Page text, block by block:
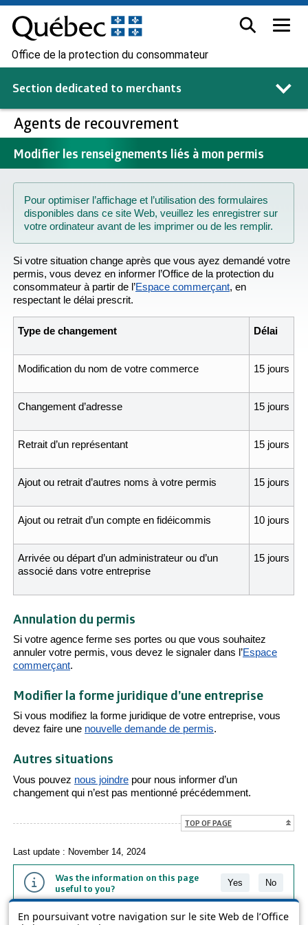
En poursuivant votre navigation sur le site Web de l’Office
Office de la protection du consommateur
Section dedicated to merchants
Agents de recouvrement
Modifier les renseignements liés à mon permis
Pour optimiser l’affichage et l’utilisation des formulaires
disponibles dans ce site Web, veuillez les enregistrer sur
votre ordinateur avant de les imprimer ou de les remplir.
Si votre situation change après que vous ayez demandé votre
permis, vous devez en informer l’Office de la protection du
consommateur à partir de l’Espace commerçant, en
respectant le délai prescrit.
Type de changement Délai
Modification du nom de votre commerce 15 jours
Changement d’adresse 15 jours
Retrait d’un représentant 15 jours
Ajout ou retrait d’autres noms à votre permis 15 jours
Ajout ou retrait d’un compte en fidéicommis 10 jours
Arrivée ou départ d’un administrateur ou d’un
associé dans votre entreprise
15 jours
Annulation du permis
Si votre agence ferme ses portes ou que vous souhaitez
annuler votre permis, vous devez le signaler dans l’Espace
commerçant.
Modifier la forme juridique d’une entreprise
Si vous modifiez la forme juridique de votre entreprise, vous
devez faire une nouvelle demande de permis.
Autres situations
Vous pouvez nous joindre pour nous informer d’un
changement qui n’est pas mentionné précédemment.
TOP OF PAGE
Last update : November 14, 2024
Was the information on this page
useful to you?
Yes No
The information contained on this page is presented in simple terms to